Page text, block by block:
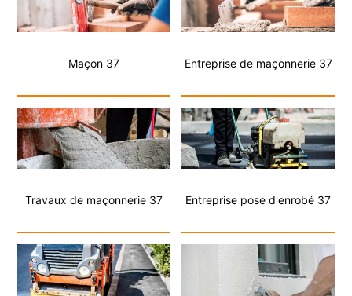
Maçon 37 Entreprise de maçonnerie 37
Travaux de maçonnerie 37 Entreprise pose d'enrobé 37